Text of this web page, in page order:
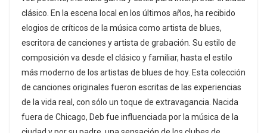
clásico. En la escena local en los últimos años, ha recibido
elogios de críticos de la música como artista de blues,
escritora de canciones y artista de grabación. Su estilo de
composición va desde el clásico y familiar, hasta el estilo
más moderno de los artistas de blues de hoy. Esta colección
de canciones originales fueron escritas de las experiencias
de la vida real, con sólo un toque de extravagancia. Nacida
fuera de Chicago, Deb fue influenciada por la música de la